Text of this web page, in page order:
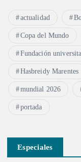
actualidad
Copa del Mundo
Fundación
Hasbreidy Marentes
mundial 2026
portada
Especiales